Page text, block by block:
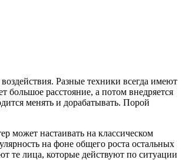
Разные техники всегда имеют
большое расстояние, а потом внедряется
менять и дорабатывать. Порой
может настаивать на классическом
на фоне общего роста остальных
те лица, которые действуют по ситуации